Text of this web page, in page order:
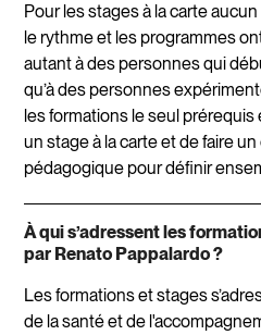
Pour les stages à la carte
le rythme et les programmes
autant à des personnes qui
qu’à des personnes
les formations le seul prérequis
un stage à la carte et de faire
pédagogique pour définir
À qui s’adressent les
par Renato Pappalardo ?
Les formations et stages
de la santé et de